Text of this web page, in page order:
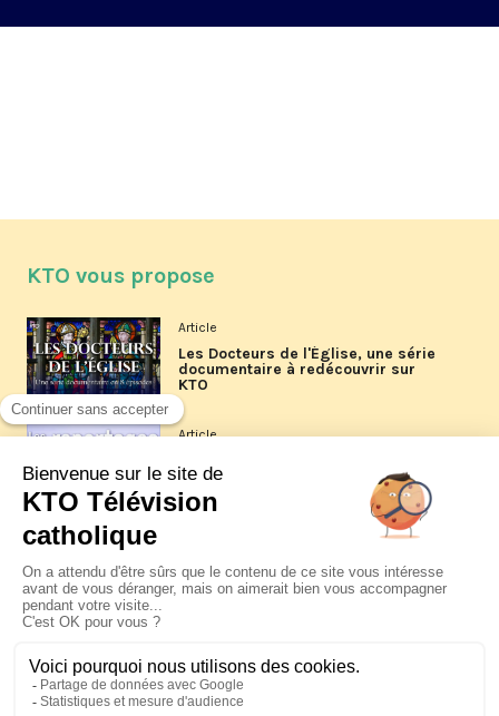
KTO vous propose
Article
Les Docteurs de l'Église, une série
documentaire à redécouvrir sur
KTO
Article
La visite pastorale du pape Léon
XIV à Assise à suivre sur KTO le
jeudi 6 août
Le pape en Uruguay, Argentine et
Pérou du 6 au 17 novembre 2026